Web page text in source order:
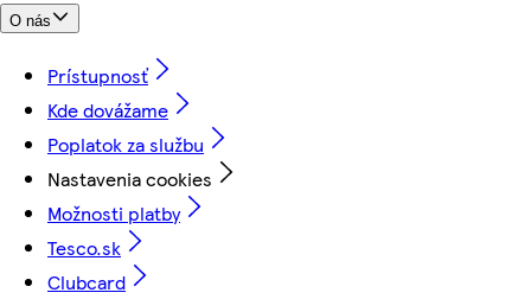
O nás
Prístupnosť
Kde dovážame
Poplatok za službu
Nastavenia cookies
Možnosti platby
Tesco.sk
Clubcard